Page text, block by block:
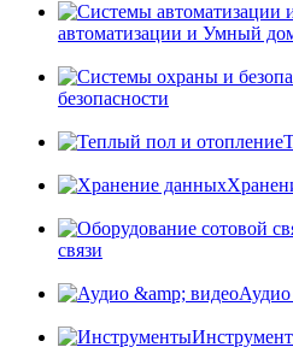
автоматизации и Умный
безопасности
связи